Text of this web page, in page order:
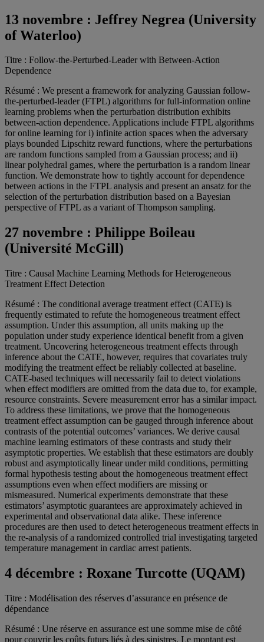
13 novembre : Jeffrey Negrea (University
of Waterloo)
Titre : Follow-the-Perturbed-Leader with Between-Action
Dependence
Résumé : We present a framework for analyzing Gaussian follow-
the-perturbed-leader (FTPL) algorithms for full-information online
learning problems when the perturbation distribution exhibits
between-action dependence. Applications include FTPL algorithms
for online learning for i) infinite action spaces when the adversary
plays bounded Lipschitz reward functions, where the perturbations
are random functions sampled from a Gaussian process; and ii)
linear polyhedral games, where the perturbation is a random linear
function. We demonstrate how to tightly account for dependence
between actions in the FTPL analysis and present an ansatz for the
selection of the perturbation distribution based on a Bayesian
perspective of FTPL as a variant of Thompson sampling.
27 novembre : Philippe Boileau
(Université McGill)
Titre : Causal Machine Learning Methods for Heterogeneous
Treatment Effect Detection
Résumé : The conditional average treatment effect (CATE) is
frequently estimated to refute the homogeneous treatment effect
assumption. Under this assumption, all units making up the
population under study experience identical benefit from a given
treatment. Uncovering heterogeneous treatment effects through
inference about the CATE, however, requires that covariates truly
modifying the treatment effect be reliably collected at baseline.
CATE-based techniques will necessarily fail to detect violations
when effect modifiers are omitted from the data due to, for example,
resource constraints. Severe measurement error has a similar impact.
To address these limitations, we prove that the homogeneous
treatment effect assumption can be gauged through inference about
contrasts of the potential outcomes’ variances. We derive causal
machine learning estimators of these contrasts and study their
asymptotic properties. We establish that these estimators are doubly
robust and asymptotically linear under mild conditions, permitting
formal hypothesis testing about the homogeneous treatment effect
assumptions even when effect modifiers are missing or
mismeasured. Numerical experiments demonstrate that these
estimators’ asymptotic guarantees are approximately achieved in
experimental and observational data alike. These inference
procedures are then used to detect heterogeneous treatment effects in
the re-analysis of a randomized controlled trial investigating targeted
temperature management in cardiac arrest patients.
4 décembre : Roxane Turcotte (UQAM)
Titre : Modélisation des réserves d’assurance en présence de
dépendance
Résumé : Une réserve en assurance est une somme mise de côté
pour couvrir les coûts futurs liés à des sinistres. Le montant est